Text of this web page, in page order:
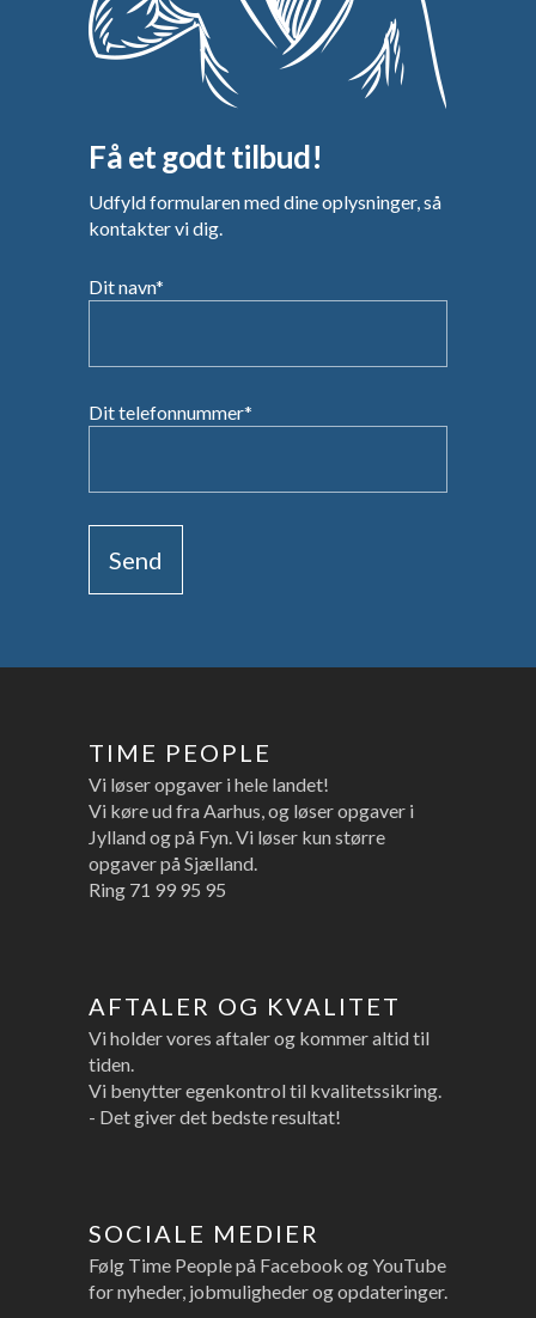
Få et godt tilbud!
Udfyld formularen med dine oplysninger, så
kontakter vi dig.
Dit navn*
Dit telefonnummer*
TIME PEOPLE
Vi løser opgaver i hele landet!
Vi køre ud fra Aarhus, og løser opgaver i
Jylland og på Fyn. Vi løser kun større
opgaver på Sjælland.
Ring 71 99 95 95
AFTALER OG KVALITET
Vi holder vores aftaler og kommer altid til
tiden.
Vi benytter egenkontrol til kvalitetssikring.
- Det giver det bedste resultat!
SOCIALE MEDIER
Følg Time People på Facebook og YouTube
for nyheder, jobmuligheder og opdateringer.